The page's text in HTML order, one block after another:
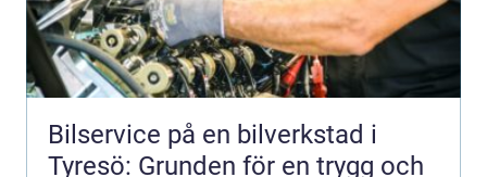
Bilservice på en bilverkstad i
Tyresö: Grunden för en trygg och